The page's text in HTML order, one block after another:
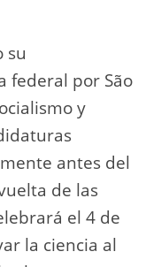
su
federal por São
y
antes del
de las
el 4 de
la ciencia al